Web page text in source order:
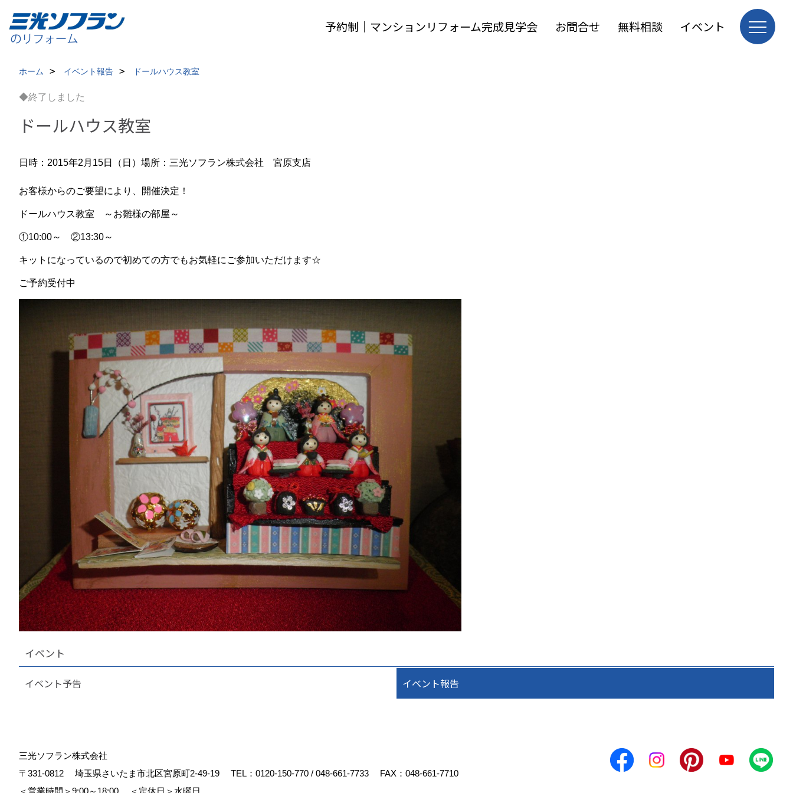
予約制｜マンションリフォーム完成見学会 お問合せ 無料相談 イベント
ホーム イベント報告 ドールハウス教室
◆終了しました
ドールハウス教室
日時：2015年2月15日（日） 場所：三光ソフラン株式会社 宮原支店
お客様からのご要望により、開催決定！
ドールハウス教室 ～お雛様の部屋～
①10:00～ ②13:30～
キットになっているので初めての方でもお気軽にご参加いただけます☆
ご予約受付中
イベント
イベント予告 イベント報告
三光ソフラン株式会社
〒331-0812
埼玉県さいたま市北区宮原町2-49-19 TEL： 0120-150-770 / 048-661-7733
FAX：048-661-7710
＜営業時間＞9:00～18:00
＜定休日＞水曜日